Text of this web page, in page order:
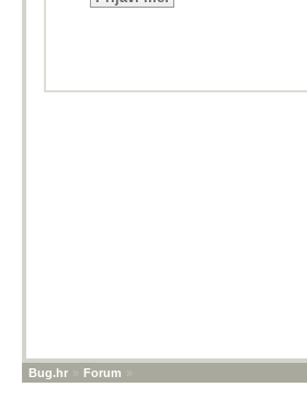
Bug.hr » Forum »